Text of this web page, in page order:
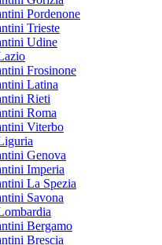
Pordenone
Trieste
Udine
Frosinone
Latina
Rieti
Roma
Viterbo
Genova
Imperia
La Spezia
Savona
Bergamo
Brescia